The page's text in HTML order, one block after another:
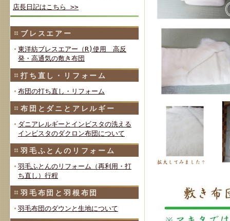
店長日記はこちら >>
ブレスエアー
東洋紡ブレスエアー（R)使用 高反
発・高通気の敷き布団
打ち直し・リフォーム
布団の打ち直し・リフォーム
布団とダニとアレルギー
ダニアレルギーとインビスタの洗える
インビスタのダクロン布団について
羽毛ふとんのリフォーム
羽毛ふとんのリフォーム（再利用・打
ち直し）行程
羽毛布団と羽根布団
羽毛布団のダウンと生地について